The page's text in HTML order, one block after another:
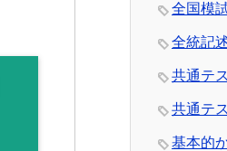
全国模
全統記
共通テ
共通テ
基本的